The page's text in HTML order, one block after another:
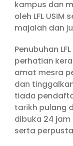
kampus dan
oleh LFL
majalah dan
Penubuhan
perhatian
amat mesra
dan
tiada
tarikh pulang
dibuka 24
serta